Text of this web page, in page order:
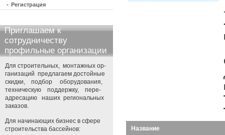
Название
- Регистрация
Приглашаем к
сотрудничеству
профильные организации
Для строительных, монтажных ор-
ганизаций предлагаем достойные
скидки, подбор оборудования,
техническую поддержку, пере-
адресацию наших региональных
заказов.
Для начинающих бизнес в сфере
строительства бассейнов: